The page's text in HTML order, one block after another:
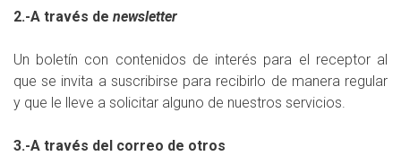
2.-A través de newsletter
Un boletín con contenidos de interés para el receptor al
que se invita a suscribirse para recibirlo de manera regular
y que le lleve a solicitar alguno de nuestros servicios.
3.-A través del correo de otros